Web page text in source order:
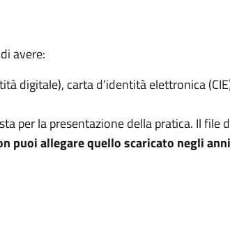
avere:
digitale), carta d’identità elettronica
per la presentazione della pratica. Il file
puoi allegare quello scaricato negli